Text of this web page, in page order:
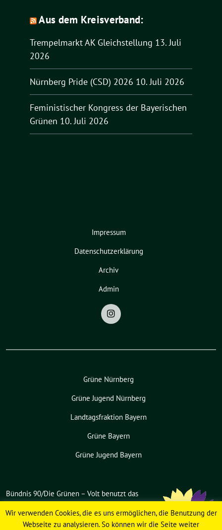
Aus dem Kreisverband:
Trempelmarkt AK Gleichstellung 13. Juli
2026
Nürnberg Pride (CSD) 2026 10. Juli 2026
Feministischer Kongress der Bayerischen
Grünen 10. Juli 2026
Impressum
Datenschutzerklärung
Archiv
Admin
Grüne Nürnberg
Grüne Jugend Nürnberg
Landtagsfraktion Bayern
Grüne Bayern
Grüne Jugend Bayern
Bündnis 90/Die Grünen – Volt benutzt das
Angebot derverdigado eG.
Wir verwenden Cookies, die es uns ermöglichen, die Benutzung der
Webseite zu analysieren. So können wir die Seite weiter